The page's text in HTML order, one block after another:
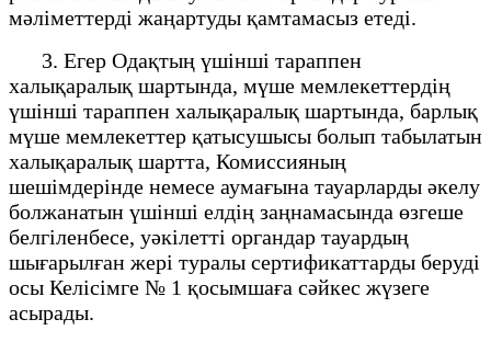
мәліметтерді жаңартуды қамтамасыз етеді.
3. Егер Одақтың үшінші тараппен
халықаралық шартында, мүше мемлекеттердің
үшінші тараппен халықаралық шартында, барлық
мүше мемлекеттер қатысушысы болып табылатын
халықаралық шартта, Комиссияның
шешімдерінде немесе аумағына тауарларды әкелу
болжанатын үшінші елдің заңнамасында өзгеше
белгіленбесе, уәкілетті органдар тауардың
шығарылған жері туралы сертификаттарды беруді
осы Келісімге № 1 қосымшаға сәйкес жүзеге
асырады.